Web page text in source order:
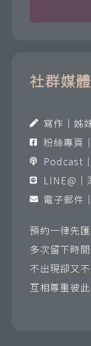
社群媒體
寫作｜姊
粉絲專頁
Podcast
LINE@｜
電子郵件｜
預約一律先
多次留下時
不出現卻又
互相尊重彼